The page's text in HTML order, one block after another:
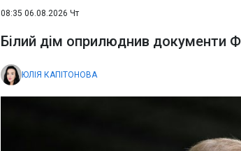
08:35 06.08.2026 Чт
Білий дім оприлюднив документи
ЮЛІЯ КАПІТОНОВА